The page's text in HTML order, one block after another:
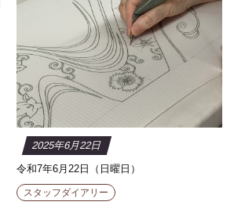
2025年6月22日
令和7年6月22日（日曜日）
スタッフダイアリー